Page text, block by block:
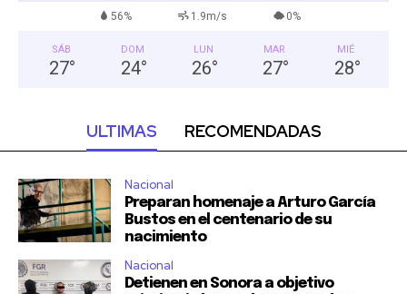
56% 1.9m/s 0%
SÁB
27°
DOM
24°
LUN
26°
MAR
27°
MIÉ
28°
ULTIMAS RECOMENDADAS
Nacional
Preparan homenaje a Arturo García
Bustos en el centenario de su
nacimiento
Nacional
Detienen en Sonora a objetivo